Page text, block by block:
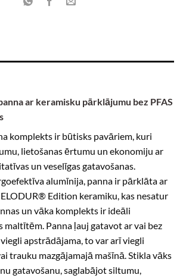
ar keramisku pārklājumu bez PFAS
komplekts ir būtisks pavāriem, kuri
lietošanas ērtumu un ekonomiju ar
un veselīgas gatavošanas.
alumīnija, panna ir pārklāta ar
Edition keramiku, kas nesatur
un vāka komplekts ir ideāli
maltītēm. Panna ļauj gatavot ar vai bez
apstrādājama, to var arī viegli
trauku mazgājamajā mašīnā. Stikla vāks
gatavošanu, saglabājot siltumu,